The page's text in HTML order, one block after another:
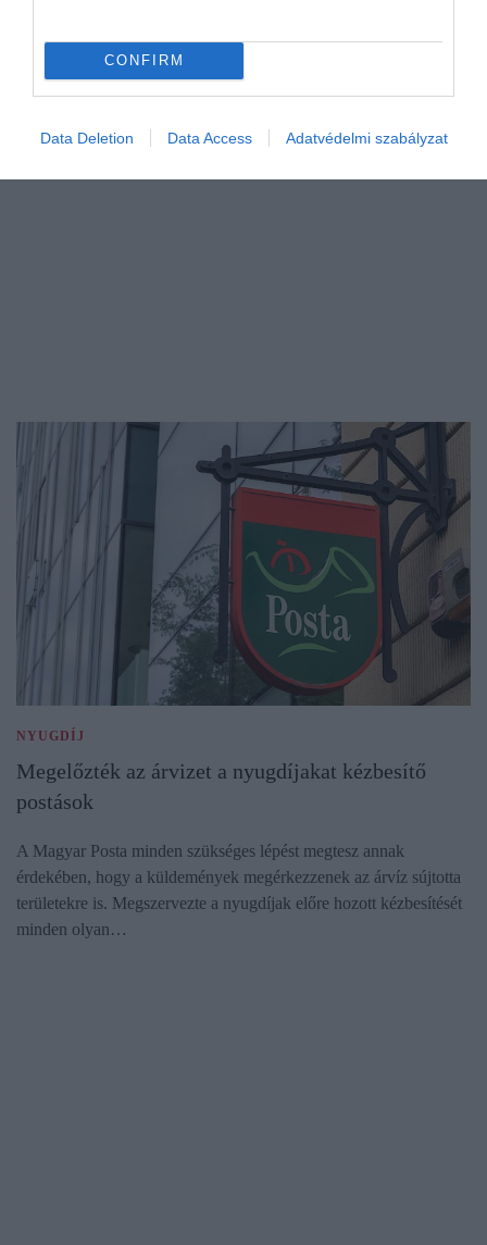
CONFIRM
Data Deletion Data Access Adatvédelmi szabályzat
Drágul a sima, az elsőbbségi levélfeladás valamint az ajánlott és a
tértivevény többletszolgáltatás is.
NYUGDÍJ
Megelőzték az árvizet a nyugdíjakat kézbesítő
postások
A Magyar Posta minden szükséges lépést megtesz annak
érdekében, hogy a küldemények megérkezzenek az árvíz sújtotta
területekre is. Megszervezte a nyugdíjak előre hozott kézbesítését
minden olyan…